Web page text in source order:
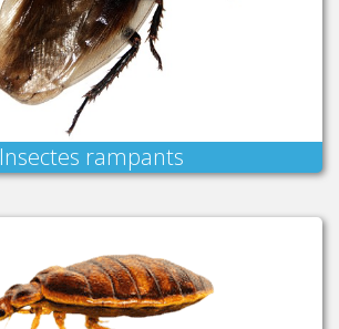
Insectes rampants